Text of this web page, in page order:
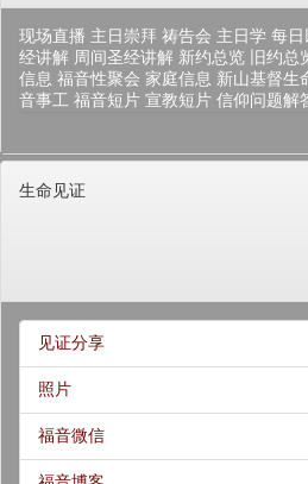
现场直播 主日崇拜 祷告会 主日学 每日
经讲解 周间圣经讲解 新约总览 旧约总
信息 福音性聚会 家庭信息 新山基督生
音事工 福音短片 宣教短片 信仰问题解
生命见证
见证分享
照片
福音微信